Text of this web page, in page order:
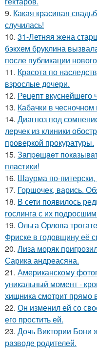
9. Какая красивая
случилась!
10. 31-Летняя жена
бэкхем бруклина
после публикации
11. Красота по
взрослые дочери.
12. Рецепт вкуснейшего
13. Кабачки в чесночном
14. Диагноз под
лерчек из клиники
проверкой прокуратуры.
15. Зaпpeщaeт
плacтики!
16. Шаурма по-
17. Горшочек, варись.
18. В сети появилось
гослинга с их
19. Ольга Орлова
Фриске в годовщину её
20. Лиза моряк
Сарика андреасяна.
21. Американскому
уникальный момент -
хищника смотрит прямо
22. Он изменил ей со
его простить ей.
23. Дочь Виктории Бони
разводе родителей.